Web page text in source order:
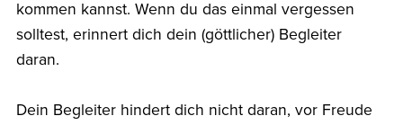
kommen kannst. Wenn du das einmal vergessen
solltest, erinnert dich dein (göttlicher) Begleiter
daran.
Dein Begleiter hindert dich nicht daran, vor Freude